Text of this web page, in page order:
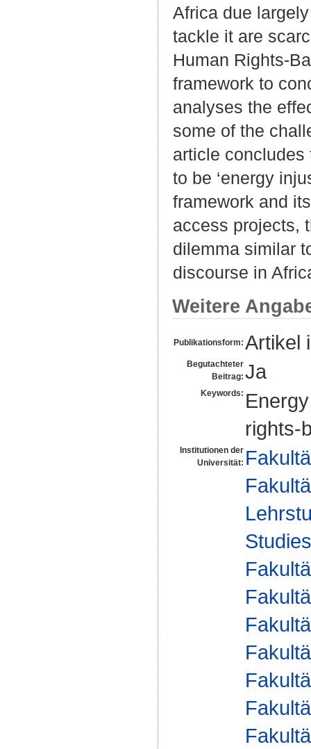
Africa due
tackle it are
Human Rights-
framework to
analyses the
some of the
article concludes
to be ‘energy
framework and
access projects,
dilemma similar
discourse in
Weitere
Publikationsform: Artikel
Begutachteter
Beitrag: Ja
Keywords:
rights-
Institutionen der
Universität: